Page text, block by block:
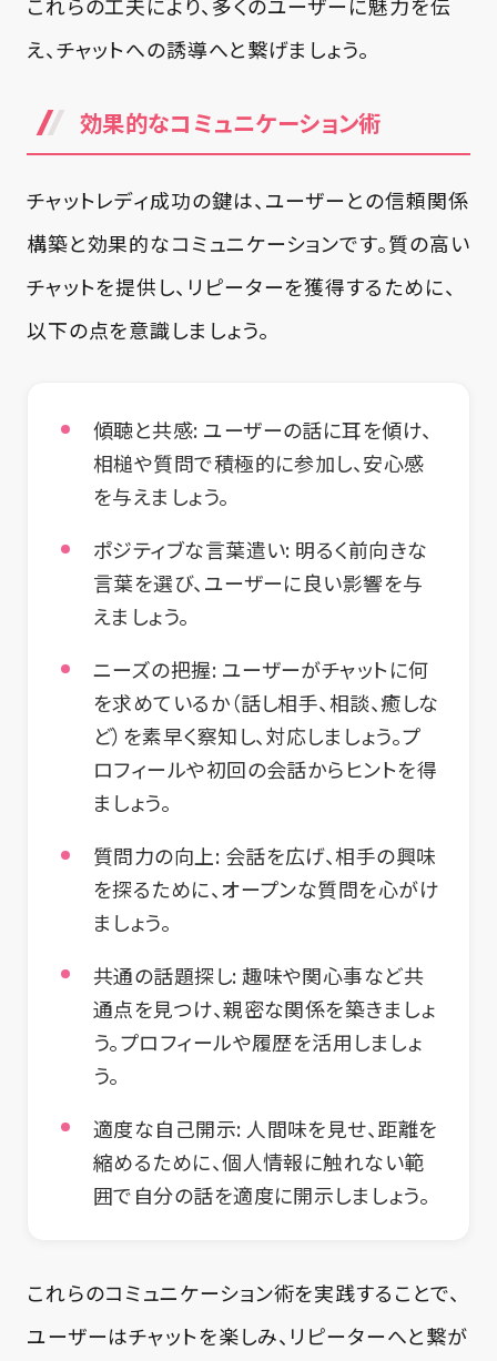
これらの工夫により、多くのユーザーに魅力を伝
え、チャットへの誘導へと繋げましょう。
効果的なコミュニケーション術
チャットレディ成功の鍵は、ユーザーとの信頼関係
構築と効果的なコミュニケーションです。質の高い
チャットを提供し、リピーターを獲得するために、
以下の点を意識しましょう。
傾聴と共感: ユーザーの話に耳を傾け、
相槌や質問で積極的に参加し、安心感
を与えましょう。
ポジティブな言葉遣い: 明るく前向きな
言葉を選び、ユーザーに良い影響を与
えましょう。
ニーズの把握: ユーザーがチャットに何
を求めているか（話し相手、相談、癒しな
ど）を素早く察知し、対応しましょう。プ
ロフィールや初回の会話からヒントを得
ましょう。
質問力の向上: 会話を広げ、相手の興味
を探るために、オープンな質問を心がけ
ましょう。
共通の話題探し: 趣味や関心事など共
通点を見つけ、親密な関係を築きましょ
う。プロフィールや履歴を活用しましょ
う。
適度な自己開示: 人間味を見せ、距離を
縮めるために、個人情報に触れない範
囲で自分の話を適度に開示しましょう。
これらのコミュニケーション術を実践することで、
ユーザーはチャットを楽しみ、リピーターへと繋が